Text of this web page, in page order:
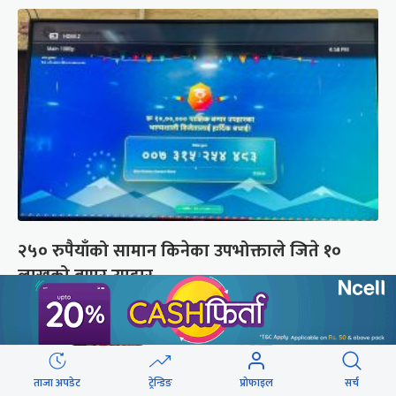
२५० रुपैयाँको सामान किनेका उपभोक्ताले जिते १०
लाखको बम्पर उपहार
ताजा अपडेट ट्रेन्डिङ प्रोफाइल सर्च